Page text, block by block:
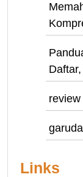
Links